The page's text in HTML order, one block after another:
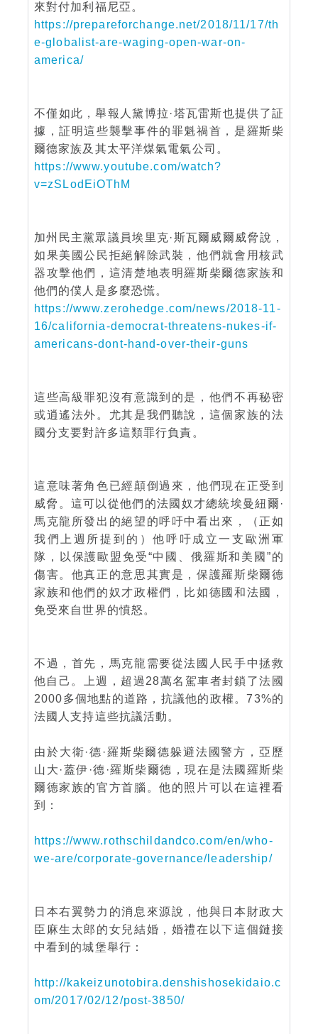
來對付加利福尼亞。
https://prepareforchange.net/2018/11/17/th
e-globalist-are-waging-open-war-on-
america/
不僅如此，舉報人黛博拉·塔瓦雷斯也提供了証
據，証明這些襲擊事件的罪魁禍首，是羅斯柴
爾德家族及其太平洋煤氣電氣公司。
https://www.youtube.com/watch?
v=zSLodEiOThM
加州民主黨眾議員埃里克·斯瓦爾威爾威脅說，
如果美國公民拒絕解除武裝，他們就會用核武
器攻擊他們，這清楚地表明羅斯柴爾德家族和
他們的僕人是多麼恐慌。
https://www.zerohedge.com/news/2018-11-
16/california-democrat-threatens-nukes-if-
americans-dont-hand-over-their-guns
這些高級罪犯沒有意識到的是，他們不再秘密
或逍遙法外。尤其是我們聽說，這個家族的法
國分支要對許多這類罪行負責。
這意味著角色已經顛倒過來，他們現在正受到
威脅。這可以從他們的法國奴才總統埃曼紐爾·
馬克龍所發出的絕望的呼吁中看出來，（正如
我們上週所提到的）他呼吁成立一支歐洲軍
隊，以保護歐盟免受“中國、俄羅斯和美國”的
傷害。他真正的意思其實是，保護羅斯柴爾德
家族和他們的奴才政權們，比如德國和法國，
免受來自世界的憤怒。
不過，首先，馬克龍需要從法國人民手中拯救
他自己。上週，超過28萬名駕車者封鎖了法國
2000多個地點的道路，抗議他的政權。73%的
法國人支持這些抗議活動。
由於大衛·德·羅斯柴爾德躲避法國警方，亞歷
山大·蓋伊·德·羅斯柴爾德，現在是法國羅斯柴
爾德家族的官方首腦。他的照片可以在這裡看
到：
https://www.rothschildandco.com/en/who-
we-are/corporate-governance/leadership/
日本右翼勢力的消息來源說，他與日本財政大
臣麻生太郎的女兒結婚，婚禮在以下這個鏈接
中看到的城堡舉行：
http://kakeizunotobira.denshishosekidaio.c
om/2017/02/12/post-3850/